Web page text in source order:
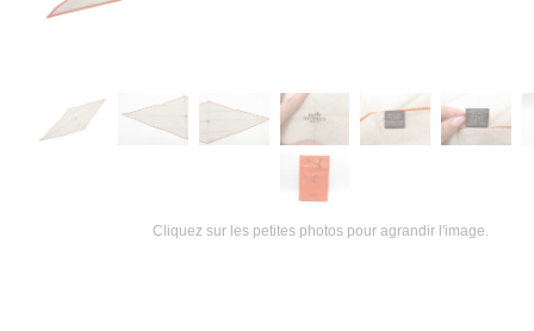
Cliquez sur les petites photos pour agrandir l'image.